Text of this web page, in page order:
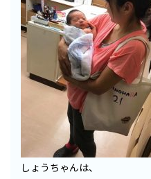
しょうちゃんは、